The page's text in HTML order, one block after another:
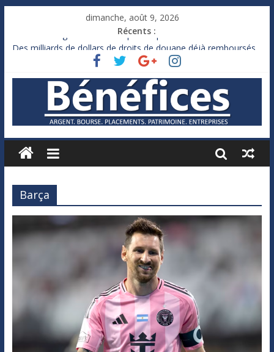
dimanche, août 9, 2026
Récents :
France : le logement mis à l’épreuve par la chaleur
Des milliards de dollars de droits de douane déjà remboursés
Royaume-Uni : Andy Burnham recule sur l’impôt
Xavier Niel, le milliardaire qui ne touche presque rien
Ruée des fortunes russes vers l’étranger
Barça